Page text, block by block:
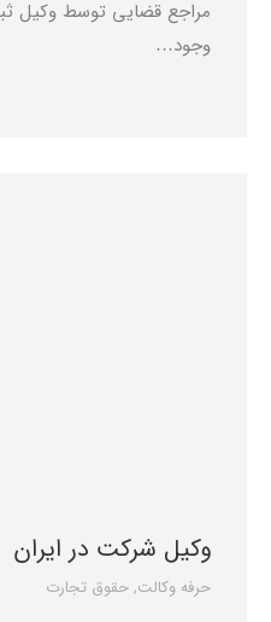
مراجع قضایی توسط وکیل
وجود…
وکیل شرکت در ایران
حرفه وکالت,حقوق تجارت